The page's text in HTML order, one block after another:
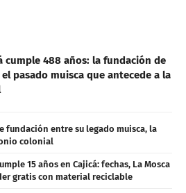
cumple 488 años: la fundación de
el pasado muisca que antecede a la
fundación entre su legado muisca, la
colonial
15 años en Cajicá: fechas, La Mosca
gratis con material reciclable